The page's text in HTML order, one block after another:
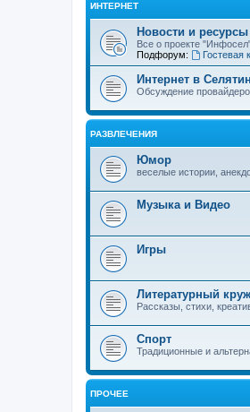
ИНТЕРНЕТ
Новости и
Все о проекте
Подфорум:
Гостевая
Интернет в
Обсуждение
РАЗВЛЕЧЕНИЯ
Юмор
веселые истории,
Музыка и Видео
Игры
Литературный
Рассказы, стихи,
Спорт
Традиционные и
ПРОЧЕЕ